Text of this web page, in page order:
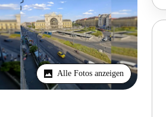
Alle Fotos anzeigen